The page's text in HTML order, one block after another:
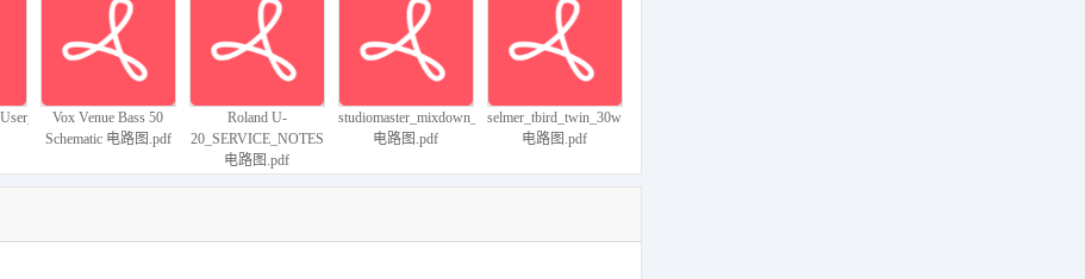
Marshall-8040-
Valvestate-Schematic电
路原理图.pdf
Marshall-6100-6101-
6100-65-04-Issue-6-
Schematic电路原理
图.pdf
Marshall-2100-SL-X-
EL34-2100-60-34-
issue10-Schematic电路
原理图.pdf
Marshall-DBS-7400-
400W-Head-7400-61-
02-Schematic电路原理
图.pdf
Vox Venue Bass 50
Schematic 电路图.pdf
Roland U-
20_SERVICE_NOTES
电路图.pdf
studiomaster_mixdown_classic_8
电路图.pdf
selmer_tbird_twin_30w
电路图.pdf